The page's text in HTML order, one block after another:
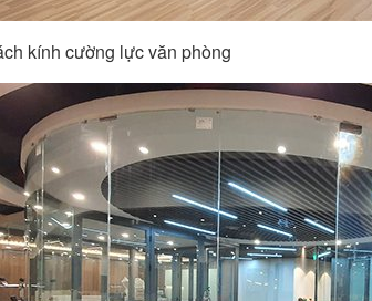
kính cường lực văn phòng